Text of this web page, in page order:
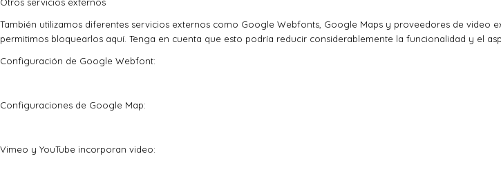
También utilizamos diferentes servicios externos como Google Webfonts, Google Maps y proveedores de video
permitimos bloquearlos aquí. Tenga en cuenta que esto podría reducir considerablemente la funcionalidad y el
Configuración de Google Webfont:
Configuraciones de Google Map:
Vimeo y YouTube incorporan video: